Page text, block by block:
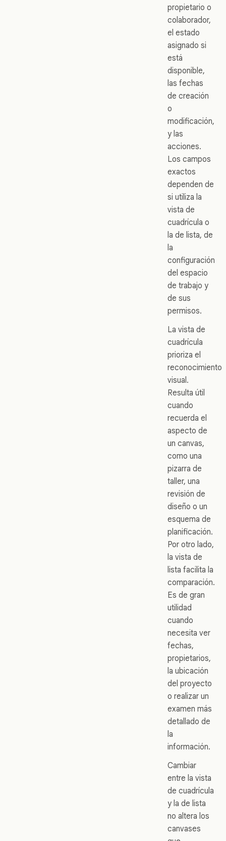
propietario o
colaborador,
el estado
asignado si
está
disponible,
las fechas
de creación
o
modificación,
y las
acciones.
Los campos
exactos
dependen de
si utiliza la
vista de
cuadrícula o
la de lista, de
la
configuración
del espacio
de trabajo y
de sus
permisos.
La vista de
cuadrícula
prioriza el
reconocimiento
visual.
Resulta útil
cuando
recuerda el
aspecto de
un canvas,
como una
pizarra de
taller, una
revisión de
diseño o un
esquema de
planificación.
Por otro lado,
la vista de
lista facilita la
comparación.
Es de gran
utilidad
cuando
necesita ver
fechas,
propietarios,
la ubicación
del proyecto
o realizar un
examen más
detallado de
la
información.
Cambiar
entre la vista
de cuadrícula
y la de lista
no altera los
canvases